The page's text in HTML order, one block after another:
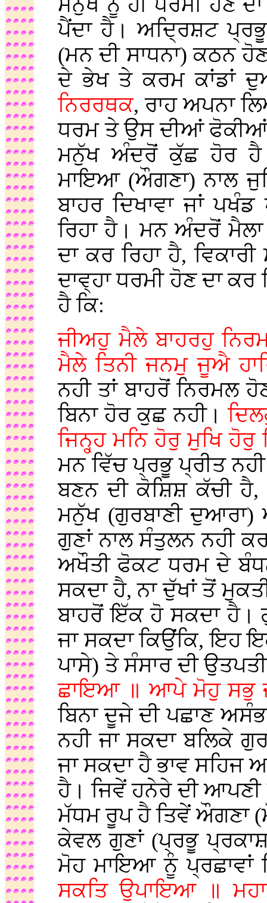
ਮਨੁੱਖ ਨੂੰ ਹੀ ਧਰਮੀ ਹੋਣ ਦਾ
ਪੈਂਦਾ ਹੈ। ਅਦ੍ਰਿਸ਼ਟ
(ਮਨ ਦੀ ਸਾਧਨਾ) ਕਠਨ
ਦੇ ਭੇਖ ਤੇ ਕਰਮ ਕਾਂਡਾਂ
ਨਿਰਰਥਕ, ਰਾਹ ਅਪਨਾ
ਧਰਮ ਤੇ ਉਸ ਦੀਆਂ ਫੋਕੀਆਂ
ਮਨੁੱਖ ਅੰਦਰੋਂ ਕੁੱਛ ਹੋਰ ਹੈ
ਮਾਇਆ (ਔਗਣਾ) ਨਾਲ
ਬਾਹਰ ਦਿਖਾਵਾ ਜਾਂ
ਰਿਹਾ ਹੈ। ਮਨ ਅੰਦਰੋਂ ਮੈਲਾ
ਦਾ ਕਰ ਰਿਹਾ ਹੈ,
ਦਾਵ੍ਹਾ ਧਰਮੀ ਹੋਣ ਦਾ ਕਰ
ਹੈ ਕਿ:
ਜੀਅਹੁ ਮੈਲੇ ਬਾਹਰਹੁ
ਮੈਲੇ ਤਿਨੀ ਜਨਮੁ ਜੂਐ
ਨਹੀ ਤਾਂ ਬਾਹਰੋਂ ਨਿਰਮਲ
ਬਿਨਾ ਹੋਰ ਕੁਛ ਨਹੀ।
ਜਿਨ੍ਹ੍ਹ ਮਨਿ ਹੋਰੁ ਮੁਖਿ
ਮਨ ਵਿੱਚ ਪ੍ਰਭੂ ਪ੍ਰੀਤ
ਬਣਨ ਦੀ ਕੋਸ਼ਿਸ਼ ਕੱਚੀ
ਮਨੁੱਖ (ਗੁਰਬਾਣੀ
ਗੁਣਾਂ ਨਾਲ ਸੰਤੁਲਨ ਨਹੀ
ਅਖੌਤੀ ਫੋਕਟ ਧਰਮ ਦੇ
ਸਕਦਾ ਹੈ, ਨਾ ਦੁੱਖਾਂ ਤੋਂ
ਬਾਹਰੋਂ ਇੱਕ ਹੋ ਸਕਦਾ ਹੈ।
ਜਾ ਸਕਦਾ ਕਿਉਂਕਿ, ਇਹ
ਪਾਸੇ) ਤੇ ਸੰਸਾਰ ਦੀ
ਛਾਇਆ ॥ ਆਪੇ ਮੋਹੁ ਸਭੁ
ਬਿਨਾ ਦੂਜੇ ਦੀ ਪਛਾਣ
ਨਹੀ ਜਾ ਸਕਦਾ ਬਲਿਕੇ
ਜਾ ਸਕਦਾ ਹੈ ਭਾਵ ਸਹਿਜ
ਹੈ। ਜਿਵੇਂ ਹਨੇਰੇ ਦੀ
ਮੱਧਮ ਰੂਪ ਹੈ ਤਿਵੇਂ ਔਗਣਾ
ਕੇਵਲ ਗੁਣਾਂ (ਪ੍ਰਭੂ
ਮੋਹ ਮਾਇਆ ਨੂੰ ਪ੍ਰਛਾਵਾਂ
ਸਕਤਿ ਉਪਾਇਆ ॥